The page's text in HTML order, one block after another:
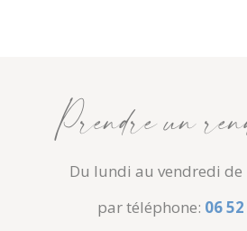
Prendre un
Du lundi au vendredi de
par téléphone: 06